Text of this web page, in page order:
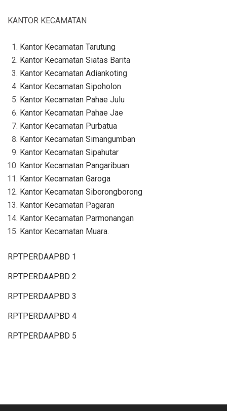
KANTOR KECAMATAN
Kantor Kecamatan Tarutung
Kantor Kecamatan Siatas Barita
Kantor Kecamatan Adiankoting
Kantor Kecamatan Sipoholon
Kantor Kecamatan Pahae Julu
Kantor Kecamatan Pahae Jae
Kantor Kecamatan Purbatua
Kantor Kecamatan Simangumban
Kantor Kecamatan Sipahutar
Kantor Kecamatan Pangaribuan
Kantor Kecamatan Garoga
Kantor Kecamatan Siborongborong
Kantor Kecamatan Pagaran
Kantor Kecamatan Parmonangan
Kantor Kecamatan Muara.
RPTPERDAAPBD 1
RPTPERDAAPBD 2
RPTPERDAAPBD 3
RPTPERDAAPBD 4
RPTPERDAAPBD 5